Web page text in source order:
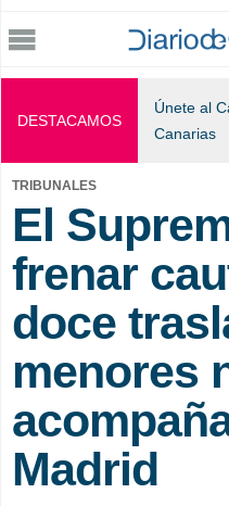
DESTACAMOS
Únete al
Canarias
TRIBUNALES
El
frenar
doce
menores
Madrid